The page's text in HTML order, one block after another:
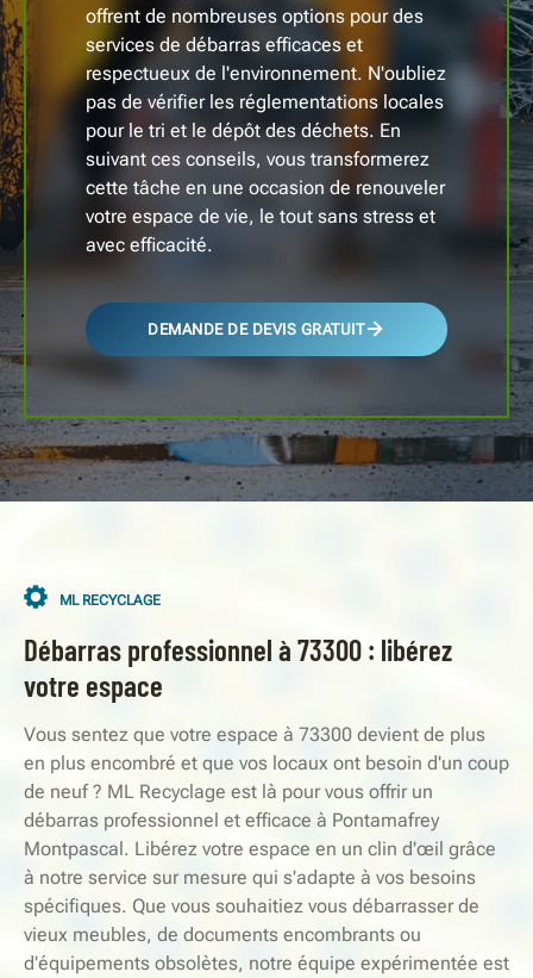
offrent de nombreuses options pour des
services de débarras efficaces et
respectueux de l'environnement. N'oubliez
pas de vérifier les réglementations locales
pour le tri et le dépôt des déchets. En
suivant ces conseils, vous transformerez
cette tâche en une occasion de renouveler
votre espace de vie, le tout sans stress et
avec efficacité.
DEMANDE DE DEVIS GRATUIT
ML RECYCLAGE
Débarras professionnel à 73300 : libérez
votre espace
Vous sentez que votre espace à 73300 devient de plus
en plus encombré et que vos locaux ont besoin d'un coup
de neuf ? ML Recyclage est là pour vous offrir un
débarras professionnel et efficace à Pontamafrey
Montpascal. Libérez votre espace en un clin d'œil grâce
à notre service sur mesure qui s'adapte à vos besoins
spécifiques. Que vous souhaitiez vous débarrasser de
vieux meubles, de documents encombrants ou
d'équipements obsolètes, notre équipe expérimentée est